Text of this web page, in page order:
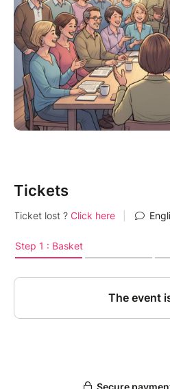
- Un pique-nique partagé
échanges dans la convivialité.
**Rendez-vous le samedi 8
Bordeaux.**
Une occasion unique de
fraternité qui nous anime !
Tickets